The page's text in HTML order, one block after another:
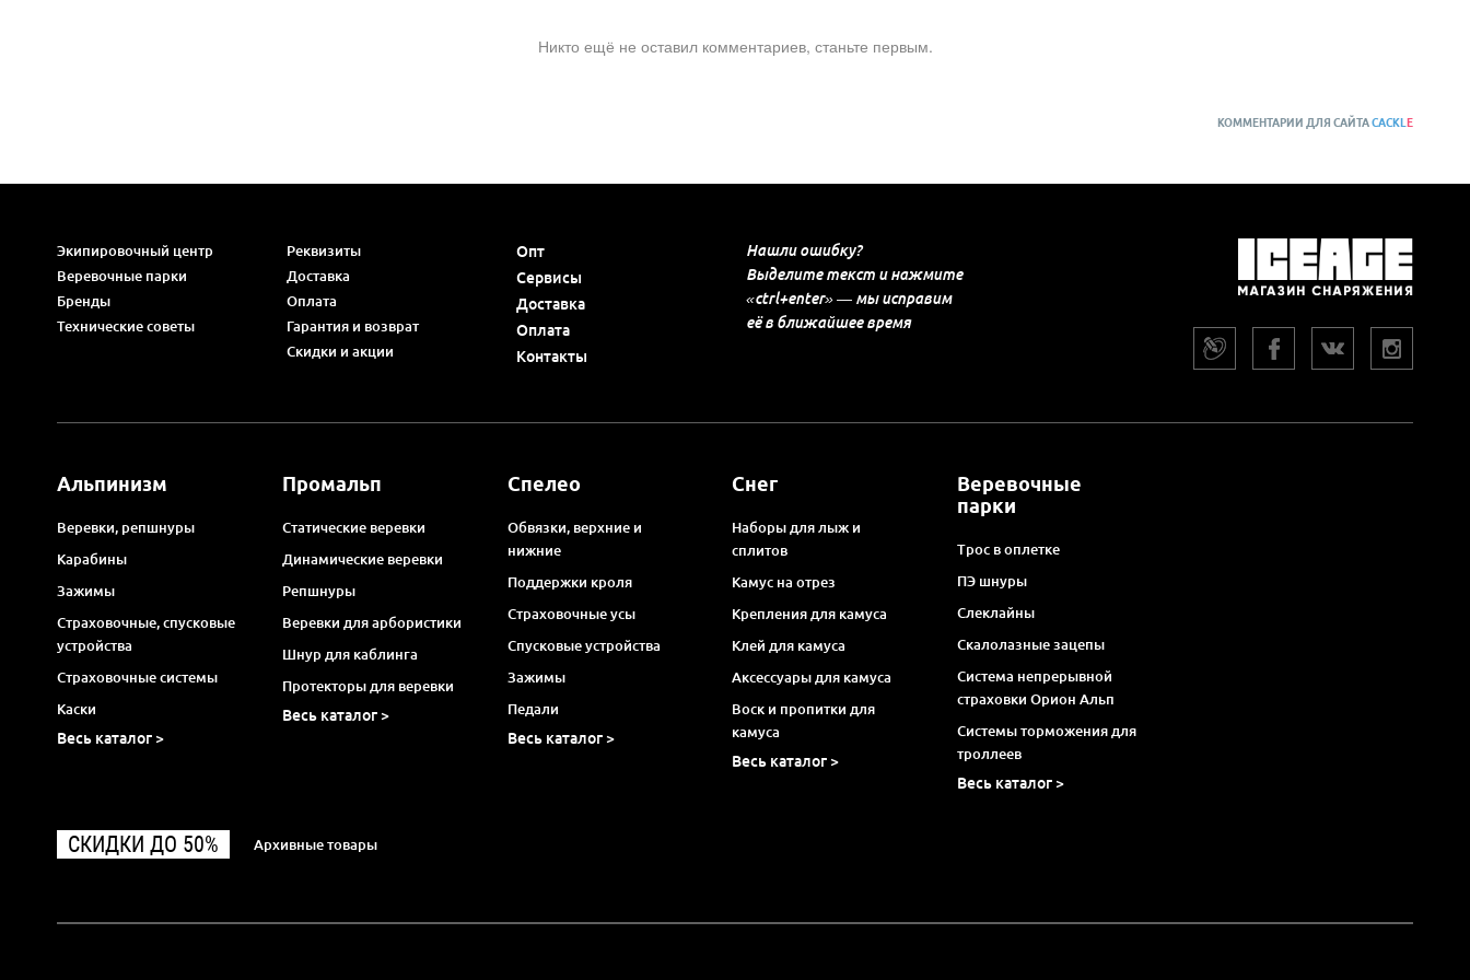
Никто ещё не оставил комментариев, станьте первым.
КОММЕНТАРИИ ДЛЯ САЙТАCACKL E
Экипировочный центр
Веревочные парки
Бренды
Технические советы
Реквизиты
Доставка
Оплата
Гарантия и возврат
Скидки и акции
Опт
Сервисы
Доставка
Оплата
Контакты
Нашли ошибку?
Выделите текст и нажмите
«ctrl+enter» — мы исправим
её в ближайшее время
Альпинизм
Веревки, репшнуры
Карабины
Зажимы
Страховочные, спусковые
устройства
Страховочные системы
Каски
Весь каталог >
Промальп
Статические веревки
Динамические веревки
Репшнуры
Веревки для арбористики
Шнур для каблинга
Протекторы для веревки
Весь каталог >
Спелео
Обвязки, верхние и
нижние
Поддержки кроля
Страховочные усы
Спусковые устройства
Зажимы
Педали
Весь каталог >
Снег
Наборы для лыж и
сплитов
Камус на отрез
Крепления для камуса
Клей для камуса
Аксессуары для камуса
Воск и пропитки для
камуса
Весь каталог >
Веревочные
парки
Трос в оплетке
ПЭ шнуры
Слеклайны
Скалолазные зацепы
Система непрерывной
страховки Орион Альп
Системы торможения для
троллеев
Весь каталог >
СКИДКИ ДО 50% Архивные товары